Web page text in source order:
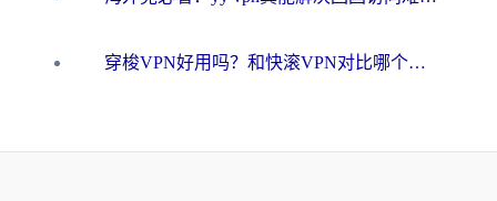
穿梭VPN好用吗？和快滚VPN对比哪个回国效果更好？海外党选回国加速器必看指南